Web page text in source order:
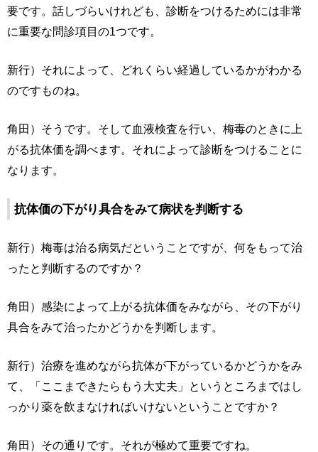
要です。話しづらいけれども、診断をつけるためには非常
に重要な問診項目の1つです。
新行）それによって、どれくらい経過しているかがわかる
のですものね。
角田）そうです。そして血液検査を行い、梅毒のときに上
がる抗体価を調べます。それによって診断をつけることに
なります。
抗体価の下がり具合をみて病状を判断する
新行）梅毒は治る病気だということですが、何をもって治
ったと判断するのですか？
角田）感染によって上がる抗体価をみながら、その下がり
具合をみて治ったかどうかを判断します。
新行）治療を進めながら抗体が下がっているかどうかをみ
て、「ここまできたらもう大丈夫」というところまではし
っかり薬を飲まなければいけないということですか？
角田）その通りです。それが極めて重要ですね。